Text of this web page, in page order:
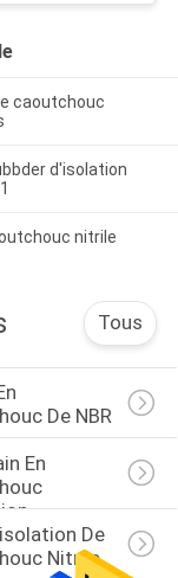
caoutchouc
d'isolation
nitrile
Tous
De NBR
En
De
Nitrile